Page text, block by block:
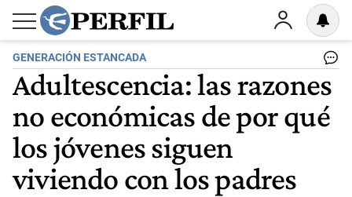
GENERACIÓN ESTANCADA
Adultescencia: las razones
no económicas de por qué
los jóvenes siguen
viviendo con los padres